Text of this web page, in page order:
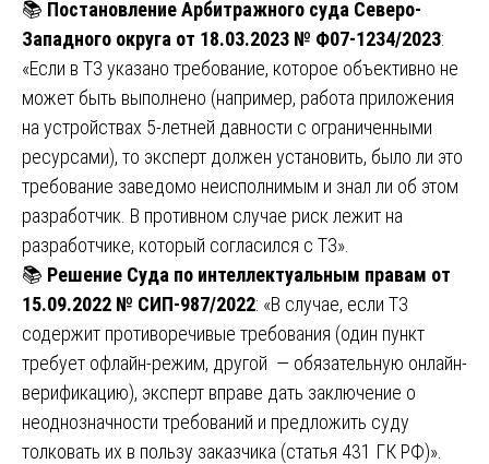
📚 Постановление Арбитражного суда Северо-
Западного округа от 18.03.2023 № Ф07-1234/2023:
«Если в ТЗ указано требование, которое объективно не
может быть выполнено (например, работа приложения
на устройствах 5-летней давности с ограниченными
ресурсами), то эксперт должен установить, было ли это
требование заведомо неисполнимым и знал ли об этом
разработчик. В противном случае риск лежит на
разработчике, который согласился с ТЗ».
📚 Решение Суда по интеллектуальным правам от
15.09.2022 № СИП-987/2022: «В случае, если ТЗ
содержит противоречивые требования (один пункт
требует офлайн-режим, другой — обязательную онлайн-
верификацию), эксперт вправе дать заключение о
неоднозначности требований и предложить суду
толковать их в пользу заказчика (статья 431 ГК РФ)».